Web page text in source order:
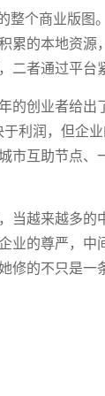
整个商业版
累的本地资
者通过平台
的创业者给
利润，但企
市互助节点
当越来越多
业的尊严，
修的不只是